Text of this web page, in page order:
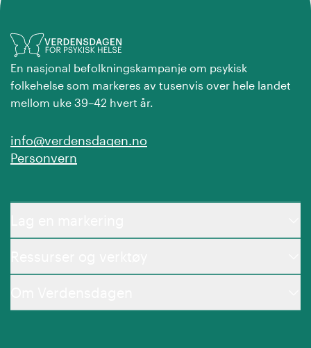
En nasjonal befolkningskampanje om psykisk
folkehelse som markeres av tusenvis over hele landet
mellom uke 39–42 hvert år.
info@verdensdagen.no
Personvern